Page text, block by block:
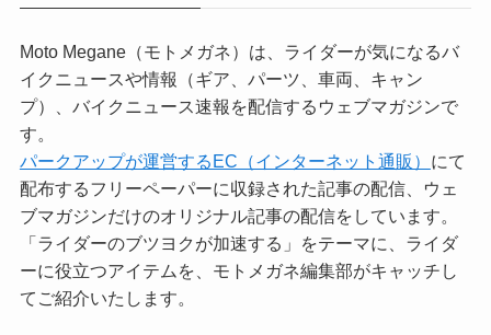
Moto Megane（モトメガネ）は、ライダーが気になるバ
イクニュースや情報（ギア、パーツ、車両、キャン
プ）、バイクニュース速報を配信するウェブマガジンで
す。
パークアップが運営するEC（インターネット通販） にて
配布するフリーペーパーに収録された記事の配信、ウェ
ブマガジンだけのオリジナル記事の配信をしています。
「ライダーのブツヨクが加速する」をテーマに、ライダ
ーに役立つアイテムを、モトメガネ編集部がキャッチし
てご紹介いたします。